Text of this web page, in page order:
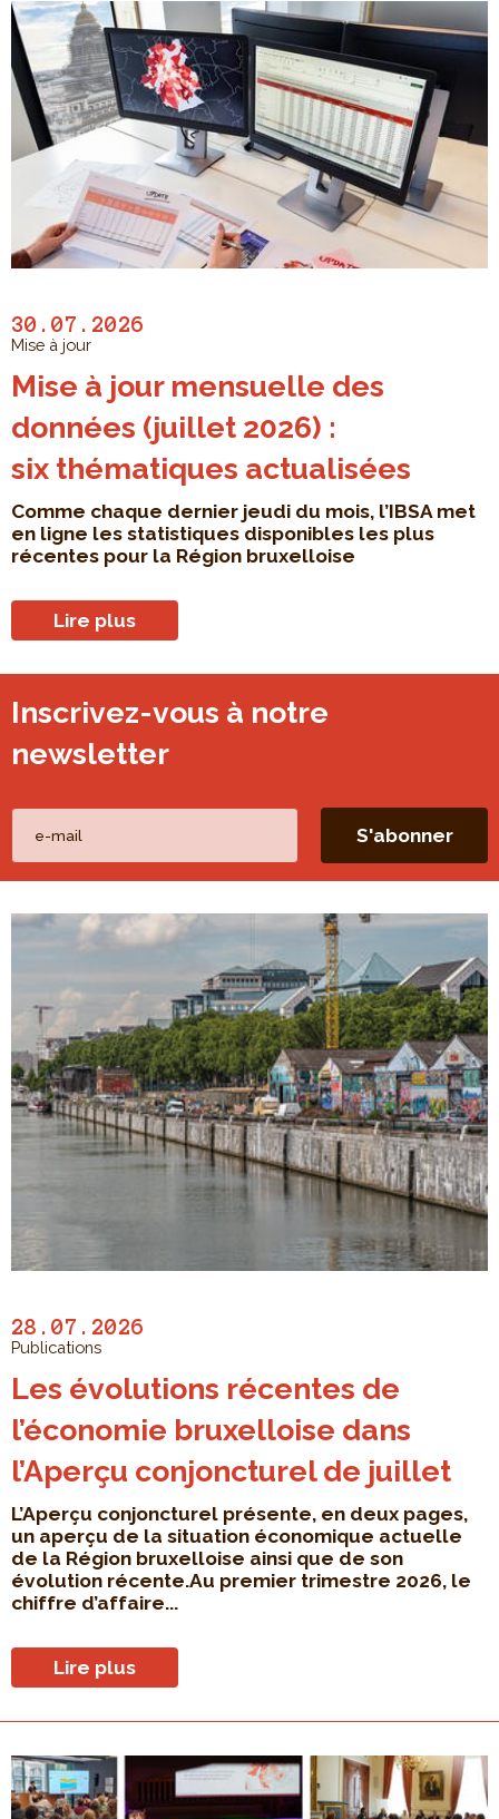
Inscrivez-vous à notre
newsletter
30.07.2026
Mise à jour
Mise à jour mensuelle des
données (juillet 2026) :
six thématiques actualisées
Comme chaque dernier jeudi du mois, l’IBSA met
en ligne les statistiques disponibles les plus
récentes pour la Région bruxelloise
Lire plus
28.07.2026
Publications
Les évolutions récentes de
l’économie bruxelloise dans
l’Aperçu conjoncturel de juillet
L’Aperçu conjoncturel présente, en deux pages,
un aperçu de la situation économique actuelle
de la Région bruxelloise ainsi que de son
évolution récente.Au premier trimestre 2026, le
chiffre d’affaire...
Lire plus